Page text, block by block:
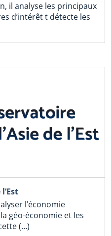
il analyse les principaux
d’intérêt t détecte les
l’économie
géo-économie et les
(…)